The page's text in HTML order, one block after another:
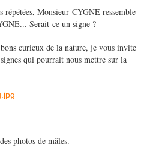
répétées, Monsieur CYGNE ressemble
Serait-ce un signe ?
curieux de la nature, je vous invite
qui pourrait nous mettre sur la
photos de mâles.